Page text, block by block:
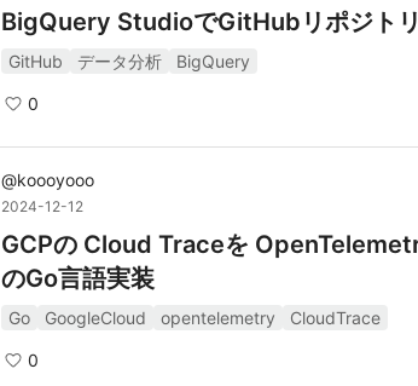
BigQuery StudioでGitHubリポジト
GitHub データ分析 BigQuery
0
@koooyooo
2024-12-12
GCPの Cloud Traceを
のGo言語実装
Go GoogleCloud opentelemetry CloudTrace
0